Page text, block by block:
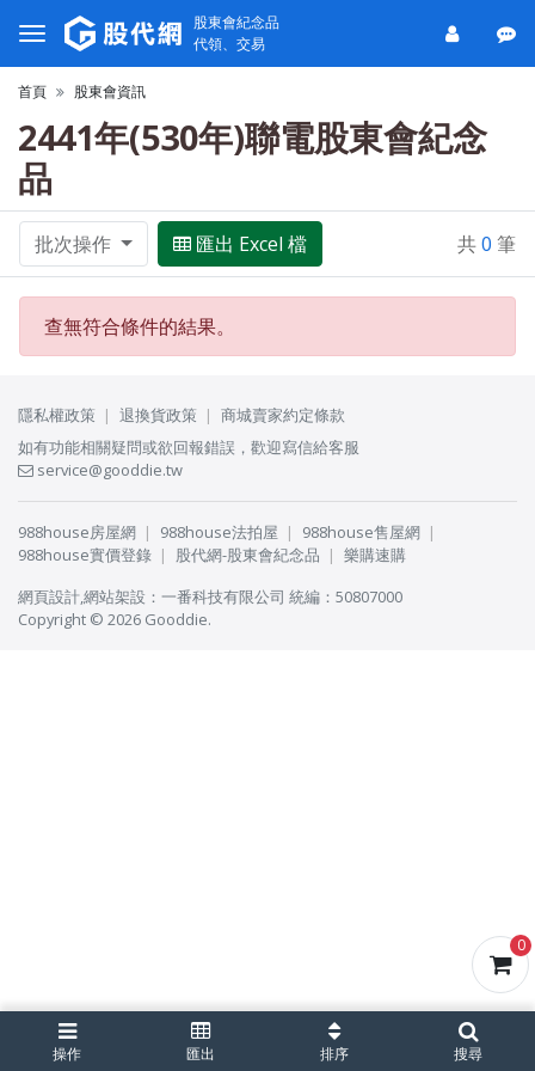
0
股東會紀念品
代領、交易
首頁 股東會資訊
2441年(530年)聯電股東會紀念
品
批次操作 匯出 Excel 檔 共0 筆
查無符合條件的結果。
操作 匯出 排序 搜尋
隱私權政策 退換貨政策
商城賣家約定條款
如有功能相關疑問或欲回報錯誤，歡迎寫信給客服
service@gooddie.tw
988house房屋網 988house法拍屋
988house售屋網
988house實價登錄
股代網-股東會紀念品
樂購速購
網頁設計,網站架設 ： 一番科技有限公司 統編：50807000
Copyright © 2026 Gooddie.